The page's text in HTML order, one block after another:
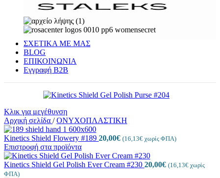
ΣΧΕΤΙΚΑ ΜΕ ΜΑΣ
BLOG
ΕΠΙΚΟΙΝΩΝΙΑ
Εγγραφή Β2Β
Κλικ για μεγέθυνση
Αρχική σελίδα / ΟΝΥΧΟΠΛΑΣΤΙΚΗ
Kinetics Shield Flowery #189 20,00€ (16,13€ χωρίς ΦΠΑ)
Επιστροφή στα προϊόντα
Kinetics Shield Gel Polish Ever Cream #230 20,00€ (16,13€ χωρίς
ΦΠΑ)